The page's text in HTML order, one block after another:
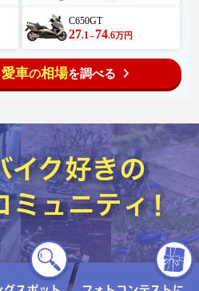
C650GT
27.1 ～ 74.6万円
愛車の相場を調べる